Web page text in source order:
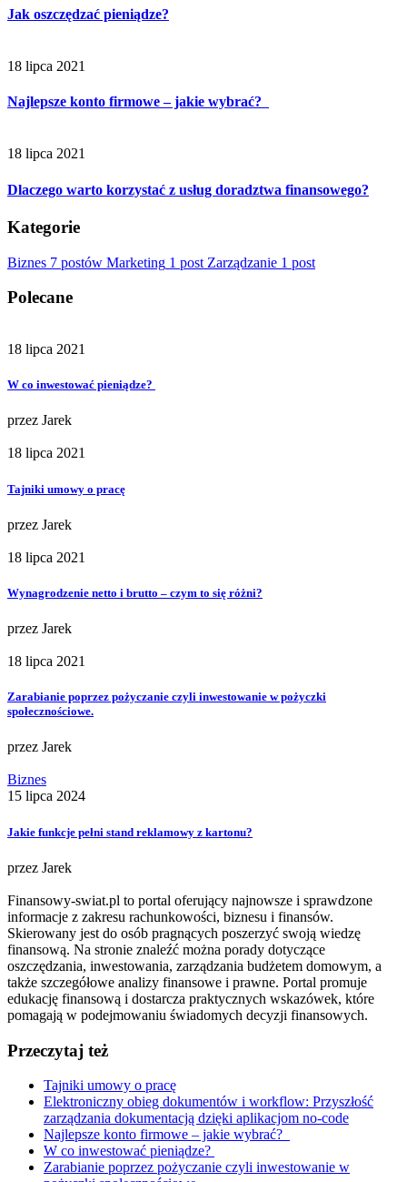
Jak oszczędzać pieniądze?
18 lipca 2021
Najlepsze konto firmowe – jakie wybrać?
18 lipca 2021
Dlaczego warto korzystać z usług doradztwa finansowego?
Kategorie
Biznes 7 postów Marketing 1 post Zarządzanie 1 post
Polecane
18 lipca 2021
W co inwestować pieniądze?
przez Jarek
18 lipca 2021
Tajniki umowy o pracę
przez Jarek
18 lipca 2021
Wynagrodzenie netto i brutto – czym to się różni?
przez Jarek
18 lipca 2021
Zarabianie poprzez pożyczanie czyli inwestowanie w pożyczki
społecznościowe.
przez Jarek
Biznes
15 lipca 2024
Jakie funkcje pełni stand reklamowy z kartonu?
przez Jarek
Finansowy-swiat.pl to portal oferujący najnowsze i sprawdzone
informacje z zakresu rachunkowości, biznesu i finansów.
Skierowany jest do osób pragnących poszerzyć swoją wiedzę
finansową. Na stronie znaleźć można porady dotyczące
oszczędzania, inwestowania, zarządzania budżetem domowym, a
także szczegółowe analizy finansowe i prawne. Portal promuje
edukację finansową i dostarcza praktycznych wskazówek, które
pomagają w podejmowaniu świadomych decyzji finansowych.
Przeczytaj też
Tajniki umowy o pracę
Elektroniczny obieg dokumentów i workflow: Przyszłość
zarządzania dokumentacją dzięki aplikacjom no-code
Najlepsze konto firmowe – jakie wybrać?
W co inwestować pieniądze?
Zarabianie poprzez pożyczanie czyli inwestowanie w